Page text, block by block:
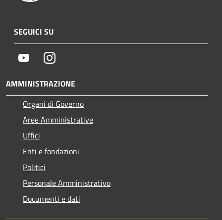
SEGUICI SU
YoutubeInstagram
AMMINISTRAZIONE
Organi di Governo
Aree Amministrative
Uffici
Enti e fondazioni
Politici
Personale Amministrativo
Documenti e dati